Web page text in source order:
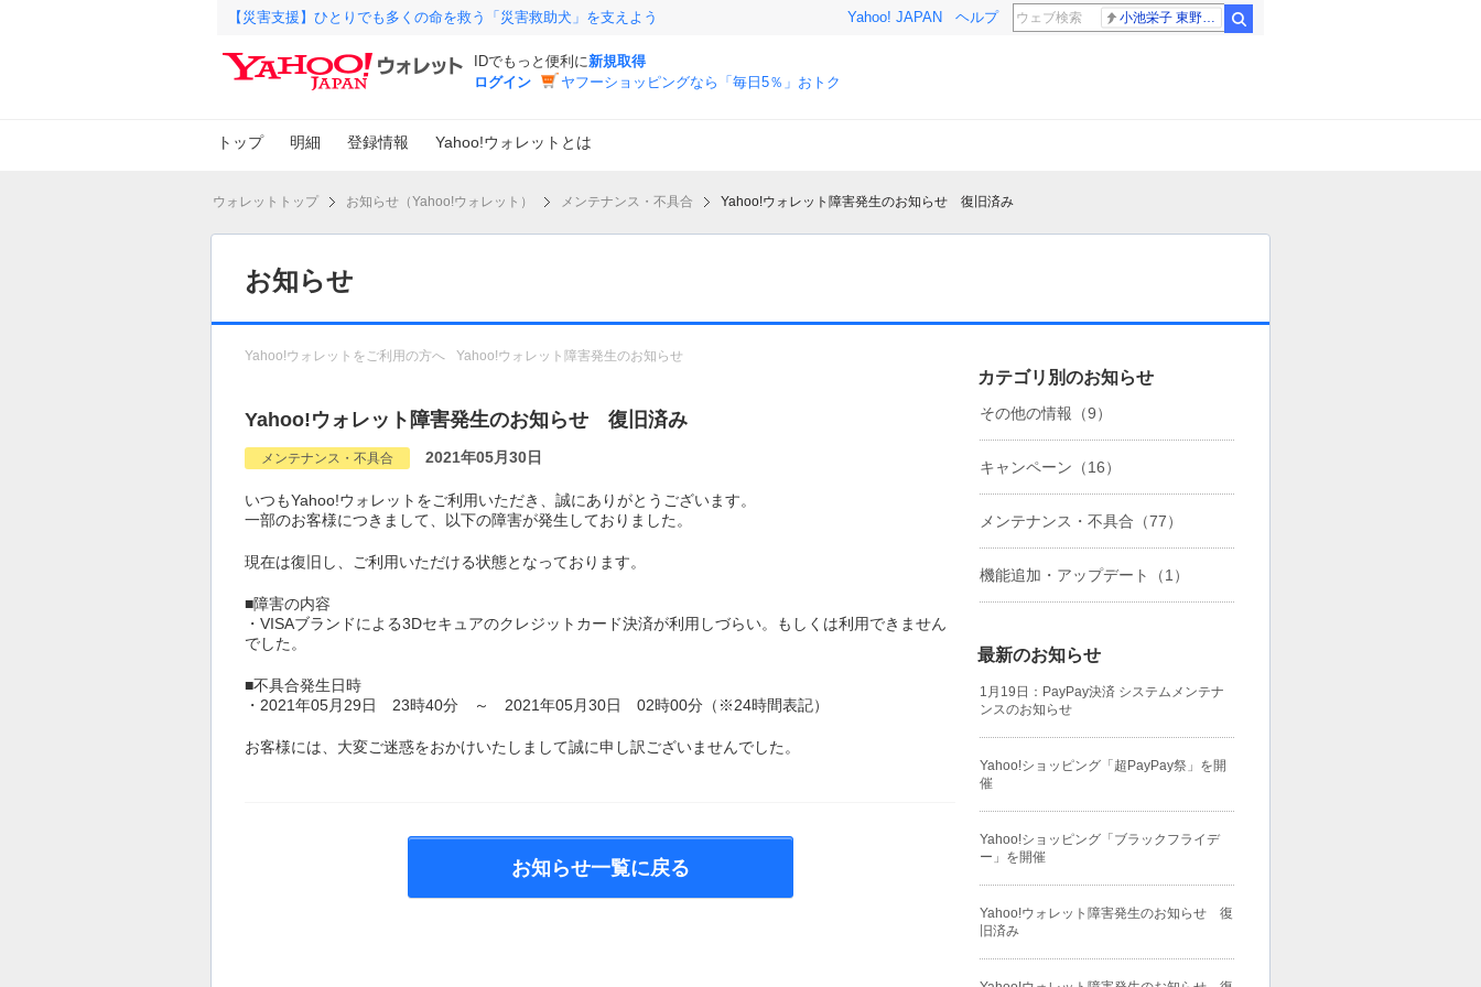
【災害支援】ひとりでも多くの命を救う「災害救助犬」を支えよう Yahoo! JAPAN ヘルプ
IDでもっと便利に新規取得
ログイン
ヤフーショッピングなら「毎日5％」おトク
トップ 明細 登録情報 Yahoo!ウォレットとは
ウォレットトップ お知らせ（Yahoo!ウォレット） メンテナンス・不具合 Yahoo!ウォレット障害発生のお知らせ 復旧済み
お知らせ
Yahoo!ウォレットをご利用の方へ Yahoo!ウォレット障害発生のお知らせ
Yahoo!ウォレット障害発生のお知らせ 復旧済み
メンテナンス・不具合 2021年05月30日
いつもYahoo!ウォレットをご利用いただき、誠にありがとうございます。
一部のお客様につきまして、以下の障害が発生しておりました。
現在は復旧し、ご利用いただける状態となっております。
■障害の内容
・VISAブランドによる3Dセキュアのクレジットカード決済が利用しづらい。もしくは利用できません
でした。
■不具合発生日時
・2021年05月29日 23時40分 ～ 2021年05月30日 02時00分（※24時間表記）
お客様には、大変ご迷惑をおかけいたしまして誠に申し訳ございませんでした。
お知らせ一覧に戻る
カテゴリ別のお知らせ
その他の情報 （9）
キャンペーン （16）
メンテナンス・不具合 （77）
機能追加・アップデート （1）
最新のお知らせ
1月19日：PayPay決済 システムメンテナ
ンスのお知らせ
Yahoo!ショッピング「超PayPay祭」を開
催
Yahoo!ショッピング「ブラックフライデ
ー」を開催
Yahoo!ウォレット障害発生のお知らせ 復
旧済み